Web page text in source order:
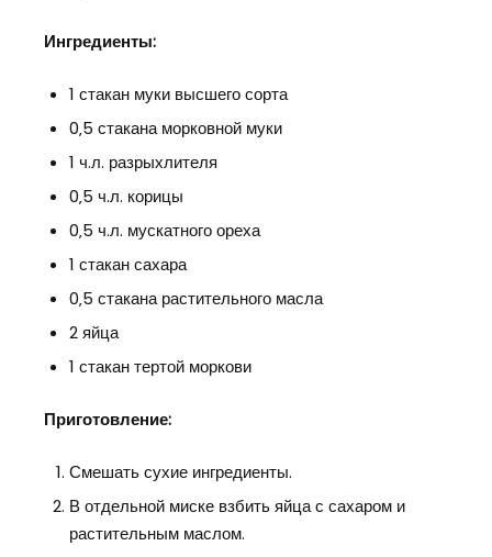
Ингредиенты:
1 стакан муки высшего сорта
0‚5 стакана морковной муки
1 ч.л. разрыхлителя
0‚5 ч.л. корицы
0‚5 ч.л. мускатного ореха
1 стакан сахара
0‚5 стакана растительного масла
2 яйца
1 стакан тертой моркови
Приготовление:
Смешать сухие ингредиенты.
В отдельной миске взбить яйца с сахаром и
растительным маслом.